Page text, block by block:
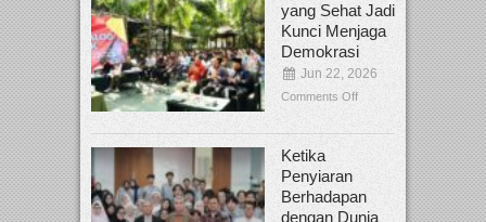
yang Sehat Jadi
Kunci Menjaga
Demokrasi
Jun 22, 2026
Comments Off
Ketika
Penyiaran
Berhadapan
dengan Dunia